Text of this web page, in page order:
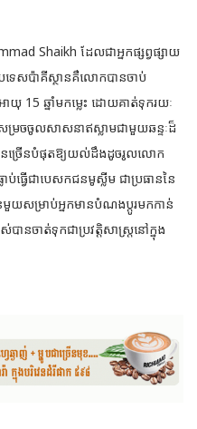
Shaikh ដែលជាអ្នកផ្សព្វផ្សាយ
េសប៉ាគីស្ថានគឺលោកបានចាប់
យុ 15 ឆ្នាំមកម្លេះ ដោយគាត់ទុករយៈ
ម្រចចូលសាសនាឥស្លាមជាមួយឆន្ទៈដ៏
នច្រើនបំផុតឱ្យយល់ដឹងដូចរូលលោក
ប់ធ្វើជាបេសកជនមូស្លីម ជាប្រធាននៃ
មួយសម្រាប់អ្នកមានបំណងប្តូរមកកាន់
នចាត់ទុកជាប្រវត្តិសាស្ត្រនៅក្នុង